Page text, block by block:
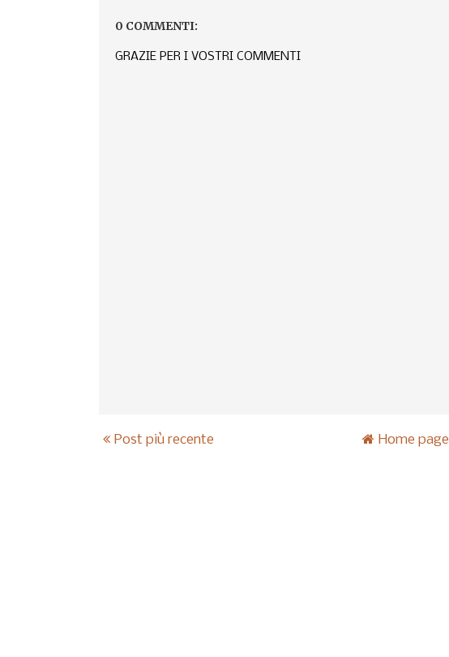
0 COMMENTI:
GRAZIE PER I VOSTRI COMMENTI
Post più recente Home page